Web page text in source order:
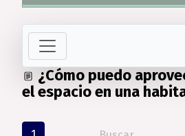
¿Cómo puedo
el espacio en una